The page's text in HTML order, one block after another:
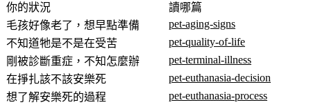
你的狀況
讀哪篇
毛孩好像老了，想早點準備
pet-aging-signs
不知道牠是不是在受苦
pet-quality-of-life
剛被診斷重症，不知怎麼辦
pet-terminal-illness
在掙扎該不該安樂死
pet-euthanasia-decision
想了解安樂死的過程
pet-euthanasia-process